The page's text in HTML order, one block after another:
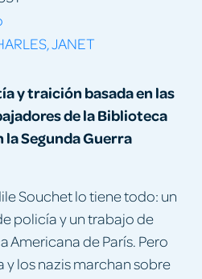
y traición basada en las
de la Biblioteca
la Segunda Guerra
Souchet lo tiene todo: un
policía y un trabajo de
Americana de París. Pero
y los nazis marchan sobre
JANET